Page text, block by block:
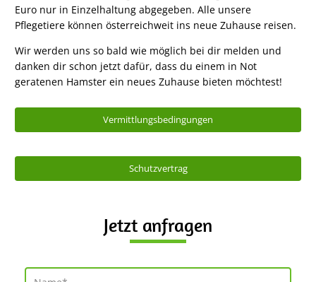
Euro nur in Einzelhaltung abgegeben. Alle unsere
Pflegetiere können österreichweit ins neue Zuhause reisen.
Wir werden uns so bald wie möglich bei dir melden und
danken dir schon jetzt dafür, dass du einem in Not
geratenen Hamster ein neues Zuhause bieten möchtest!
Vermittlungsbedingungen
Schutzvertrag
Jetzt anfragen